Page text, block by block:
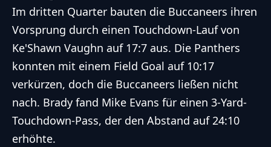
Im dritten Quarter bauten die Buccaneers ihren
Vorsprung durch einen Touchdown-Lauf von
Ke'Shawn Vaughn auf 17:7 aus. Die Panthers
konnten mit einem Field Goal auf 10:17
verkürzen, doch die Buccaneers ließen nicht
nach. Brady fand Mike Evans für einen 3-Yard-
Touchdown-Pass, der den Abstand auf 24:10
erhöhte.